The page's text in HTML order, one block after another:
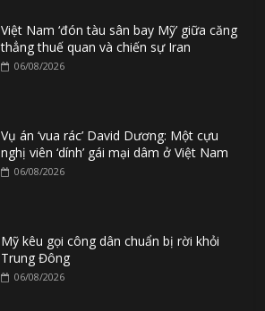
Việt Nam ‘đón tàu sân bay Mỹ’ giữa căng
thẳng thuế quan và chiến sự Iran
06/08/2026
Vụ án ‘vua rác’ David Dương: Một cựu
nghị viên ‘dính’ gái mại dâm ở Việt Nam
06/08/2026
Mỹ kêu gọi công dân chuẩn bị rời khỏi
Trung Đông
06/08/2026